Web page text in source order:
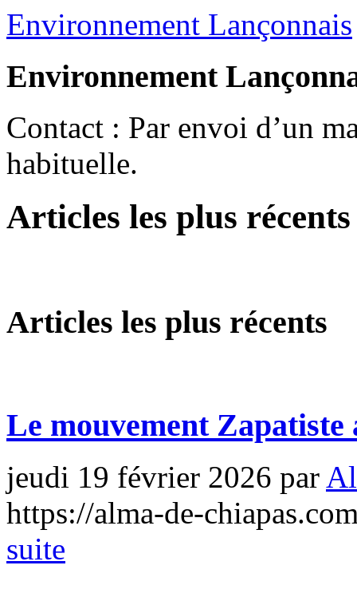
Environnement Lançonnais
Environnement
Contact : Par envoi d’un
habituelle.
Articles les plus récents
Articles les plus récents
Le mouvement Zapatiste
jeudi 19 février 2026 par
https://alma-de-
suite